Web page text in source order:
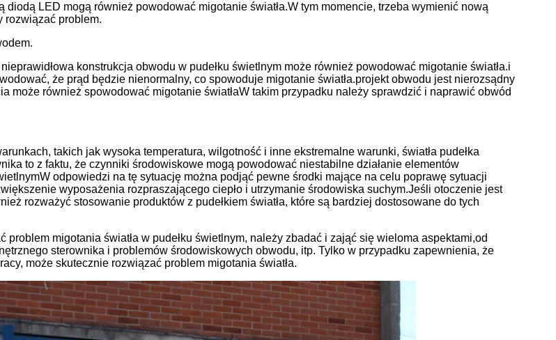
diodą LED mogą również powodować migotanie światła.W tym momencie, trzeba wymienić nową
rozwiązać problem.
konstrukcja obwodu w pudełku świetlnym może również powodować migotanie światła.i
że prąd będzie nienormalny, co spowoduje migotanie światła.projekt obwodu jest nierozsądny
może również spowodować migotanie światłaW takim przypadku należy sprawdzić i naprawić obwód
takich jak wysoka temperatura, wilgotność i inne ekstremalne warunki, światła pudełka
to z faktu, że czynniki środowiskowe mogą powodować niestabilne działanie elementów
odpowiedzi na tę sytuację można podjąć pewne środki mające na celu poprawę sytuacji
wyposażenia rozpraszającego ciepło i utrzymanie środowiska suchym.Jeśli otoczenie jest
rozważyć stosowanie produktów z pudełkiem światła, które są bardziej dostosowane do tych
problem migotania światła w pudełku świetlnym, należy zbadać i zająć się wieloma aspektami,od
sterownika i problemów środowiskowych obwodu, itp. Tylko w przypadku zapewnienia, że
może skutecznie rozwiązać problem migotania światła.